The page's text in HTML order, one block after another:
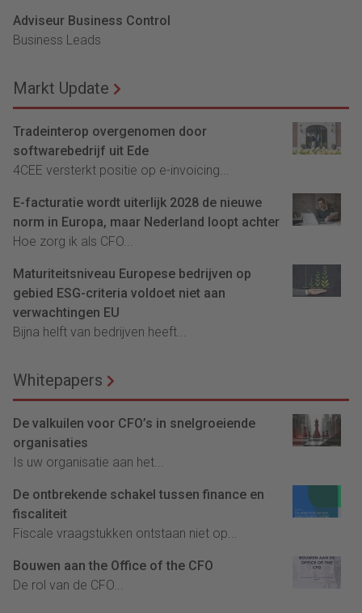
Adviseur Business Control
Business Leads
Markt Update
Tradeinterop overgenomen door
softwarebedrijf uit Ede
4CEE versterkt positie op e-invoicing...
E-facturatie wordt uiterlijk 2028 de nieuwe
norm in Europa, maar Nederland loopt achter
Hoe zorg ik als CFO...
Maturiteitsniveau Europese bedrijven op
gebied ESG-criteria voldoet niet aan
verwachtingen EU
Bijna helft van bedrijven heeft...
Whitepapers
De valkuilen voor CFO’s in snelgroeiende
organisaties
Is uw organisatie aan het...
De ontbrekende schakel tussen finance en
fiscaliteit
Fiscale vraagstukken ontstaan niet op...
Bouwen aan the Office of the CFO
De rol van de CFO...